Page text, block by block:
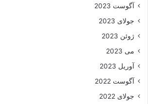
آگوست 2023
جولای 2023
ژوئن 2023
می 2023
آوریل 2023
آگوست 2022
جولای 2022